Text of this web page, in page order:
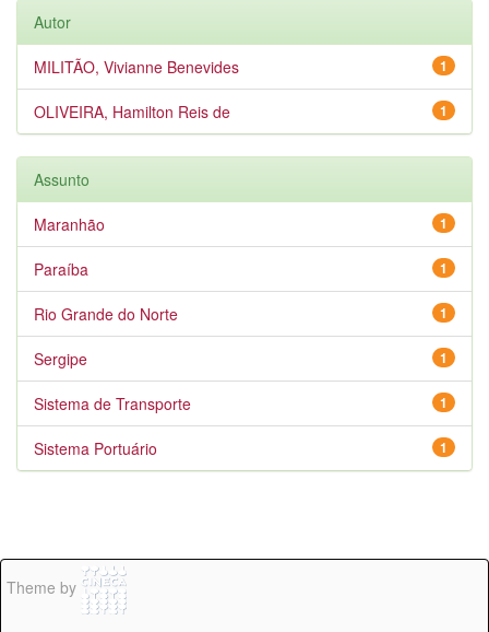
Autor
1
MILITÃO, Vivianne Benevides
1
OLIVEIRA, Hamilton Reis de
Assunto
1
Maranhão
1
Paraíba
1
Rio Grande do Norte
1
Sergipe
1
Sistema de Transporte
1
Sistema Portuário
Theme by